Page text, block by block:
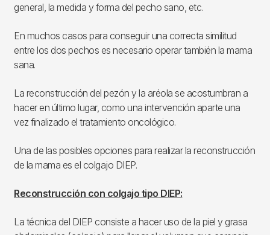
general, la medida y forma del pecho sano, etc.
En muchos casos para conseguir una correcta similitud
entre los dos pechos es necesario operar también la mama
sana.
La reconstrucción del pezón y la aréola se acostumbran a
hacer en último lugar, como una intervención aparte una
vez finalizado el tratamiento oncológico.
Una de las posibles opciones para realizar la reconstrucción
de la mama es el colgajo DIEP.
Reconstrucción con colgajo tipo DIEP:
La técnica del DIEP consiste a hacer uso de la piel y grasa